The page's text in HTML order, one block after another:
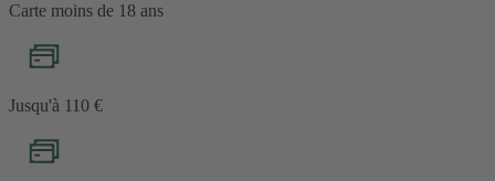
Carte moins de 18 ans
Jusqu'à 1 10 €